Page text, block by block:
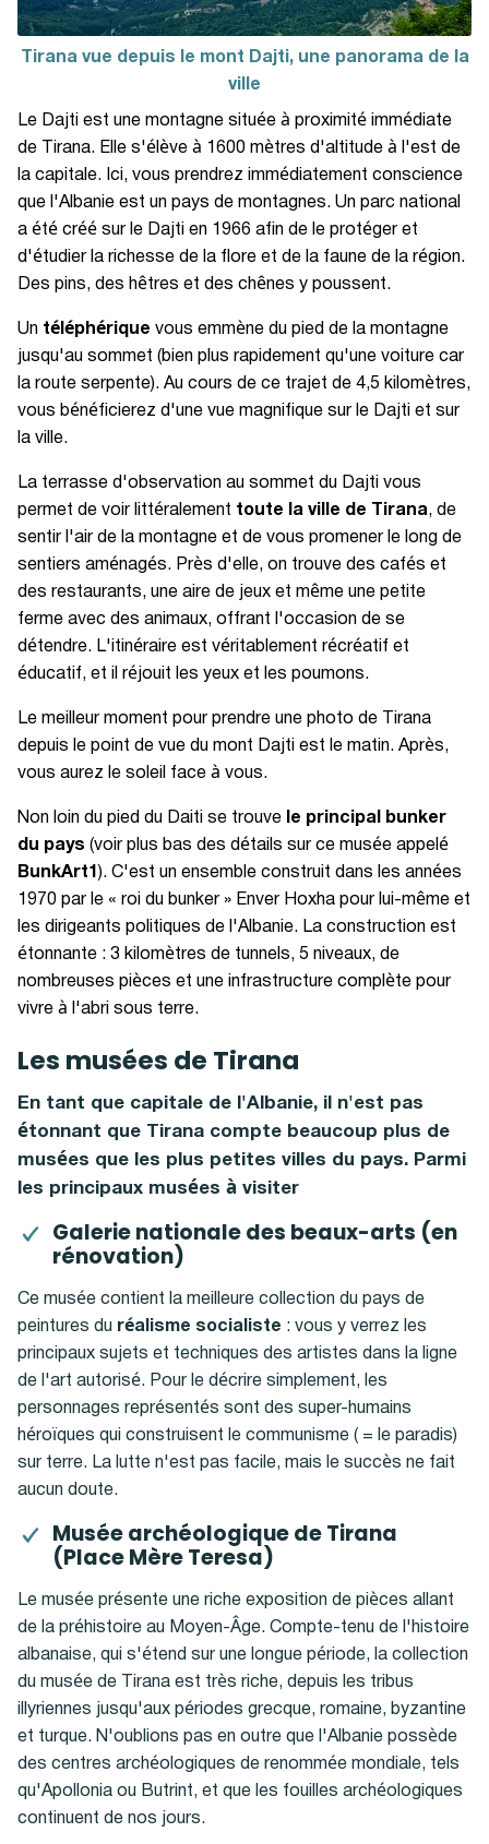
Tirana vue depuis le mont Dajti, une panorama de la
ville
Le Dajti est une montagne située à proximité immédiate
de Tirana. Elle s'élève à 1600 mètres d'altitude à l'est de
la capitale. Ici, vous prendrez immédiatement conscience
que l'Albanie est un pays de montagnes. Un parc national
a été créé sur le Dajti en 1966 afin de le protéger et
d'étudier la richesse de la flore et de la faune de la région.
Des pins, des hêtres et des chênes y poussent.
Un téléphérique vous emmène du pied de la montagne
jusqu'au sommet (bien plus rapidement qu'une voiture car
la route serpente). Au cours de ce trajet de 4,5 kilomètres,
vous bénéficierez d'une vue magnifique sur le Dajti et sur
la ville.
La terrasse d'observation au sommet du Dajti vous
permet de voir littéralement toute la ville de Tirana, de
sentir l'air de la montagne et de vous promener le long de
sentiers aménagés. Près d'elle, on trouve des cafés et
des restaurants, une aire de jeux et même une petite
ferme avec des animaux, offrant l'occasion de se
détendre. L'itinéraire est véritablement récréatif et
éducatif, et il réjouit les yeux et les poumons.
Le meilleur moment pour prendre une photo de Tirana
depuis le point de vue du mont Dajti est le matin. Après,
vous aurez le soleil face à vous.
Non loin du pied du Daiti se trouve
le principal bunker
du pays (voir plus bas des détails sur ce musée appelé
BunkArt1 ). C'est un ensemble construit dans les années
1970 par le « roi du bunker » Enver Hoxha pour lui-même et
les dirigeants politiques de l'Albanie. La construction est
étonnante : 3 kilomètres de tunnels, 5 niveaux, de
nombreuses pièces et une infrastructure complète pour
vivre à l'abri sous terre.
Les musées de Tirana
En tant que capitale de l'Albanie, il n'est pas
étonnant que Tirana compte beaucoup plus de
musées que les plus petites villes du pays. Parmi
les principaux musées à visiter
Galerie nationale des beaux-arts (en
rénovation)
Ce musée contient la meilleure collection du pays de
peintures du
réalisme socialiste : vous y verrez les
principaux sujets et techniques des artistes dans la ligne
de l'art autorisé. Pour le décrire simplement, les
personnages représentés sont des super-humains
héroïques qui construisent le communisme ( = le paradis)
sur terre. La lutte n'est pas facile, mais le succès ne fait
aucun doute.
Musée archéologique de Tirana
(Place Mère Teresa)
Le musée présente une riche exposition de pièces allant
de la préhistoire au Moyen-Âge. Compte-tenu de l'histoire
albanaise, qui s'étend sur une longue période, la collection
du musée de Tirana est très riche, depuis les tribus
illyriennes jusqu'aux périodes grecque, romaine, byzantine
et turque. N'oublions pas en outre que l'Albanie possède
des centres archéologiques de renommée mondiale, tels
qu'Apollonia ou Butrint, et que les fouilles archéologiques
continuent de nos jours.